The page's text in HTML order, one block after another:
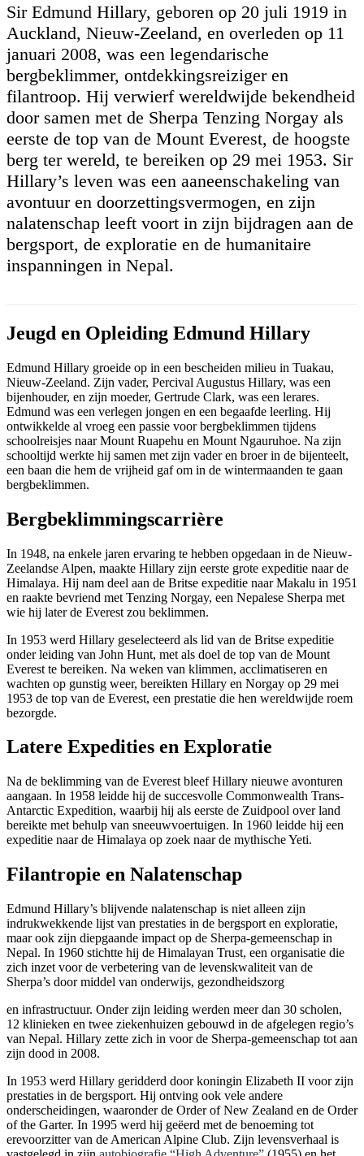
Sir Edmund Hillary, geboren op 20 juli 1919 in
Auckland, Nieuw-Zeeland, en overleden op 11
januari 2008, was een legendarische
bergbeklimmer, ontdekkingsreiziger en
filantroop. Hij verwierf wereldwijde bekendheid
door samen met de Sherpa Tenzing Norgay als
eerste de top van de Mount Everest, de hoogste
berg ter wereld, te bereiken op 29 mei 1953. Sir
Hillary’s leven was een aaneenschakeling van
avontuur en doorzettingsvermogen, en zijn
nalatenschap leeft voort in zijn bijdragen aan de
bergsport, de exploratie en de humanitaire
inspanningen in Nepal.
Jeugd en Opleiding Edmund Hillary
Edmund Hillary groeide op in een bescheiden milieu in Tuakau,
Nieuw-Zeeland. Zijn vader, Percival Augustus Hillary, was een
bijenhouder, en zijn moeder, Gertrude Clark, was een lerares.
Edmund was een verlegen jongen en een begaafde leerling. Hij
ontwikkelde al vroeg een passie voor bergbeklimmen tijdens
schoolreisjes naar Mount Ruapehu en Mount Ngauruhoe. Na zijn
schooltijd werkte hij samen met zijn vader en broer in de bijenteelt,
een baan die hem de vrijheid gaf om in de wintermaanden te gaan
bergbeklimmen.
Bergbeklimmingscarrière
In 1948, na enkele jaren ervaring te hebben opgedaan in de Nieuw-
Zeelandse Alpen, maakte Hillary zijn eerste grote expeditie naar de
Himalaya. Hij nam deel aan de Britse expeditie naar Makalu in 1951
en raakte bevriend met Tenzing Norgay, een Nepalese Sherpa met
wie hij later de Everest zou beklimmen.
In 1953 werd Hillary geselecteerd als lid van de Britse expeditie
onder leiding van John Hunt, met als doel de top van de Mount
Everest te bereiken. Na weken van klimmen, acclimatiseren en
wachten op gunstig weer, bereikten Hillary en Norgay op 29 mei
1953 de top van de Everest, een prestatie die hen wereldwijde roem
bezorgde.
Latere Expedities en Exploratie
Na de beklimming van de Everest bleef Hillary nieuwe avonturen
aangaan. In 1958 leidde hij de succesvolle Commonwealth Trans-
Antarctic Expedition, waarbij hij als eerste de Zuidpool over land
bereikte met behulp van sneeuwvoertuigen. In 1960 leidde hij een
expeditie naar de Himalaya op zoek naar de mythische Yeti.
Filantropie en Nalatenschap
Edmund Hillary’s blijvende nalatenschap is niet alleen zijn
indrukwekkende lijst van prestaties in de bergsport en exploratie,
maar ook zijn diepgaande impact op de Sherpa-gemeenschap in
Nepal. In 1960 stichtte hij de Himalayan Trust, een organisatie die
zich inzet voor de verbetering van de levenskwaliteit van de
Sherpa’s door middel van onderwijs, gezondheidszorg
en infrastructuur. Onder zijn leiding werden meer dan 30 scholen,
12 klinieken en twee ziekenhuizen gebouwd in de afgelegen regio’s
van Nepal. Hillary zette zich in voor de Sherpa-gemeenschap tot aan
zijn dood in 2008.
In 1953 werd Hillary geridderd door koningin Elizabeth II voor zijn
prestaties in de bergsport. Hij ontving ook vele andere
onderscheidingen, waaronder de Order of New Zealand en de Order
of the Garter. In 1995 werd hij geëerd met de benoeming tot
erevoorzitter van de American Alpine Club. Zijn levensverhaal is